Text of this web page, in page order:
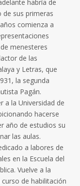
habría de
de sus primeras
comienza a
menesteres
de las
y Letras, que
la segunda
Pagán.
a la Universidad de
hacerse
año de estudios su
las aulas.
a labores de
en la Escuela del
Vuelve a la
de habilitación